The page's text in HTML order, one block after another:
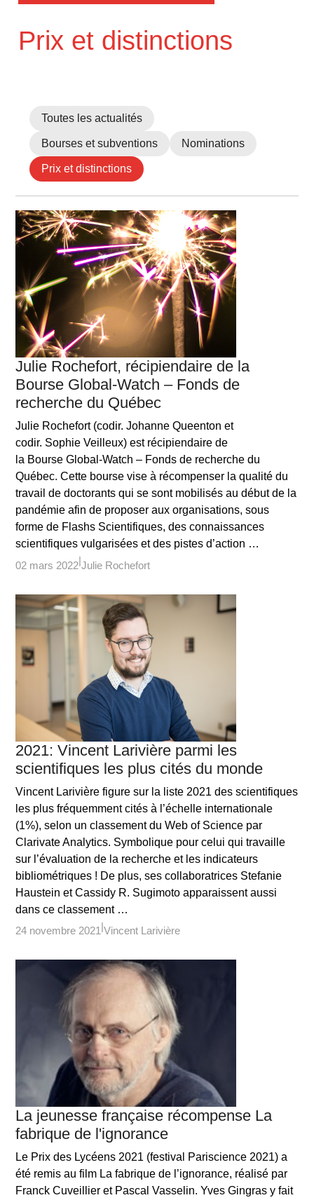
Prix et distinctions
Toutes les actualités
Bourses et subventions Nominations
Prix et distinctions
Julie Rochefort, récipiendaire de la
Bourse Global-Watch – Fonds de
recherche du Québec
Julie Rochefort (codir. Johanne Queenton et
codir. Sophie Veilleux) est récipiendaire de
la Bourse Global-Watch – Fonds de recherche du
Québec. Cette bourse vise à récompenser la qualité du
travail de doctorants qui se sont mobilisés au début de la
pandémie afin de proposer aux organisations, sous
forme de Flashs Scientifiques, des connaissances
scientifiques vulgarisées et des pistes d’action …
02 mars 2022 Julie Rochefort
2021: Vincent Larivière parmi les
scientifiques les plus cités du monde
Vincent Larivière figure sur la liste 2021 des scientifiques
les plus fréquemment cités à l’échelle internationale
(1%), selon un classement du Web of Science par
Clarivate Analytics. Symbolique pour celui qui travaille
sur l’évaluation de la recherche et les indicateurs
bibliométriques ! De plus, ses collaboratrices Stefanie
Haustein et Cassidy R. Sugimoto apparaissent aussi
dans ce classement …
24 novembre 2021 Vincent Larivière
La jeunesse française récompense La
fabrique de l'ignorance
Le Prix des Lycéens 2021 (festival Pariscience 2021) a
été remis au film La fabrique de l’ignorance, réalisé par
Franck Cuveillier et Pascal Vasselin. Yves Gingras y fait